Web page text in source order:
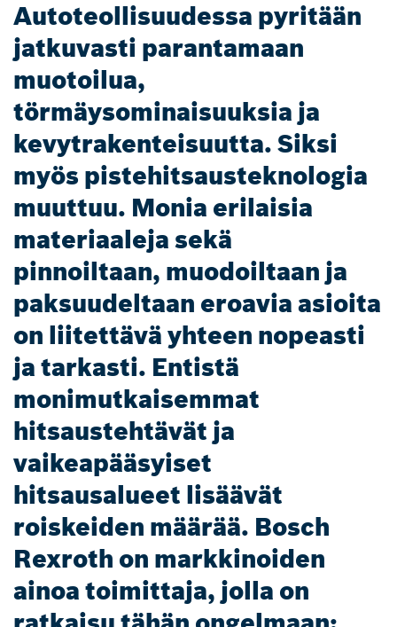
Autoteollisuudessa pyritään
jatkuvasti parantamaan
muotoilua,
törmäysominaisuuksia ja
kevytrakenteisuutta. Siksi
myös pistehitsausteknologia
muuttuu. Monia erilaisia
materiaaleja sekä
pinnoiltaan, muodoiltaan ja
paksuudeltaan eroavia asioita
on liitettävä yhteen nopeasti
ja tarkasti. Entistä
monimutkaisemmat
hitsaustehtävät ja
vaikeapääsyiset
hitsausalueet lisäävät
roiskeiden määrää. Bosch
Rexroth on markkinoiden
ainoa toimittaja, jolla on